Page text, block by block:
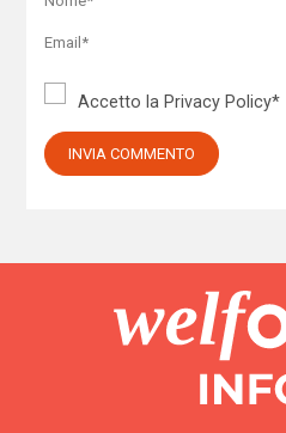
Accetto la Privacy Policy*